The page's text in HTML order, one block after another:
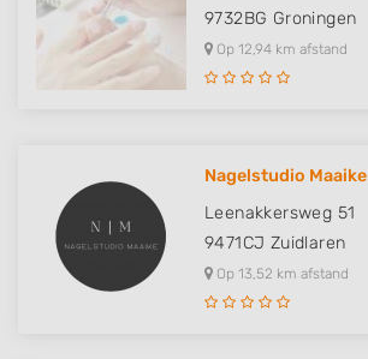
9732BG Groningen
Op 12,94 km afstand
Nagelstudio Maaike
Leenakkersweg 51
9471CJ Zuidlaren
Op 13,52 km afstand